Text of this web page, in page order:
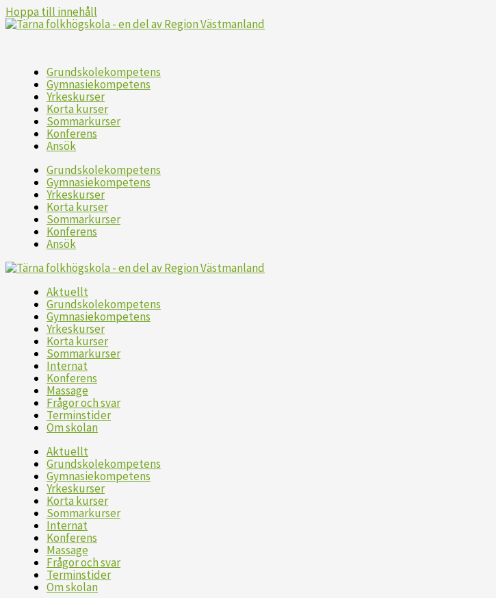
Hoppa till innehåll
Grundskolekompetens
Gymnasiekompetens
Yrkeskurser
Korta kurser
Sommarkurser
Konferens
Ansök
Grundskolekompetens
Gymnasiekompetens
Yrkeskurser
Korta kurser
Sommarkurser
Konferens
Ansök
Aktuellt
Grundskolekompetens
Gymnasiekompetens
Yrkeskurser
Korta kurser
Sommarkurser
Internat
Konferens
Massage
Frågor och svar
Terminstider
Om skolan
Aktuellt
Grundskolekompetens
Gymnasiekompetens
Yrkeskurser
Korta kurser
Sommarkurser
Internat
Konferens
Massage
Frågor och svar
Terminstider
Om skolan